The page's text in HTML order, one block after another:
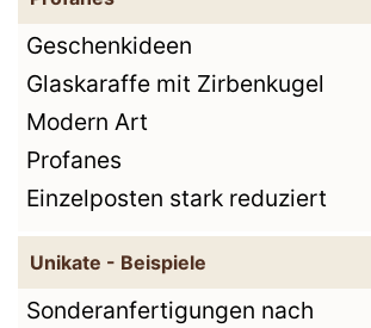
Geschenkideen
Glaskaraffe mit Zirbenkugel
Modern Art
Profanes
Einzelposten stark reduziert
Unikate - Beispiele
Sonderanfertigungen nach